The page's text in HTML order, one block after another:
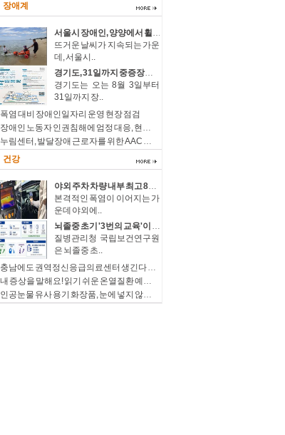
장애계
서울시 장애인, 양양에서 휠체어 타고 시원한 여름바다 만끽
뜨거운 날씨가 지속되는 가운
데, 서울시..
경기도, 31일까지 중증장애청년 자립 돕는 ‘누림통장’ 모집
경기도는 오는 8월 3일부터
31일까지 장..
폭염 대비 장애인일자리 운영 현장 점검
장애인 노동자 인권침해에 엄정 대응, 현장 감독 강화 및 제도개선 추진
누림센터, 발달장애 근로자를 위한 AAC 상징물 ‘나의 일터 누림’ 개발
건강
야외 주차 차량 내부 최고 85.5℃… 폭염 속 온열질환·차량 방치사고 주의
본격적인 폭염이 이어지는 가
운데 야외에..
뇌졸중 초기 '3번의 교육'이 삶을 바꾼다 우울감 낮추고 삶의 질, 직장 복귀율 높여
질병관리청 국립보건연구원
은 뇌졸중 초..
충남에도 권역정신응급의료센터 생긴다 정신응급환자 치료 접근성 확대
내 증상을 말해요! 읽기 쉬운 온열질환 예방과 대처
인공눈물 유사 용기 화장품, 눈에 넣지 않도록 주의하세요!